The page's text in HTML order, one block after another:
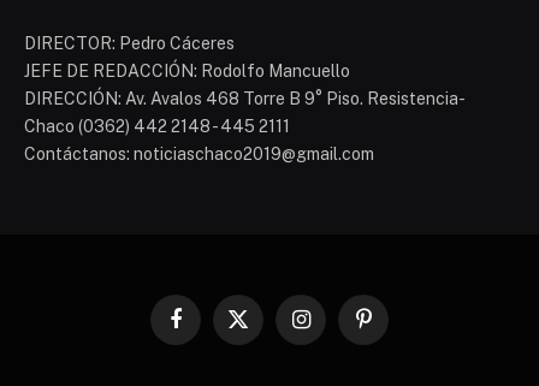
DIRECTOR: Pedro Cáceres
JEFE DE REDACCIÓN: Rodolfo Mancuello
DIRECCIÓN: Av. Avalos 468 Torre B 9° Piso. Resistencia-
Chaco (0362) 442 2148 - 445 2111
Contáctanos: noticiaschaco2019@gmail.com
Facebook
X
InstagramPinterest